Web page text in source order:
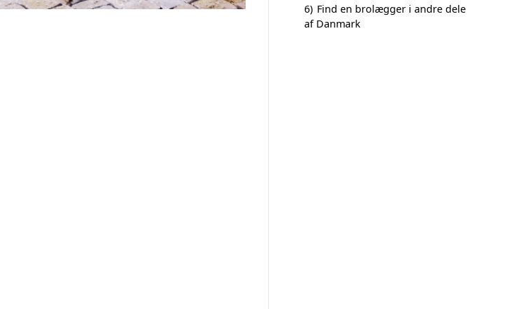
6) Find en brolægger i andre dele
af Danmark